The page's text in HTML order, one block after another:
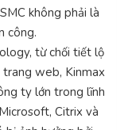
không phải là
công.
từ chối tiết lộ
trang web, Kinmax
ty lớn trong lĩnh
Citrix và